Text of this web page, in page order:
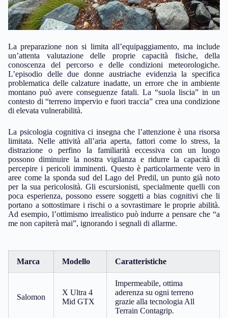
La preparazione non si limita all’equipaggiamento, ma include
un’attenta valutazione delle proprie capacità fisiche, della
conoscenza del percorso e delle condizioni meteorologiche.
L’episodio delle due donne austriache evidenzia la specifica
problematica delle calzature inadatte, un errore che in ambiente
montano può avere conseguenze fatali. La “suola liscia” in un
contesto di “terreno impervio e fuori traccia” crea una condizione
di elevata vulnerabilità.
La psicologia cognitiva ci insegna che l’attenzione è una risorsa
limitata. Nelle attività all’aria aperta, fattori come lo stress, la
distrazione o perfino la familiarità eccessiva con un luogo
possono diminuire la nostra vigilanza e ridurre la capacità di
percepire i pericoli imminenti. Questo è particolarmente vero in
aree come la sponda sud del Lago del Predil, un punto già noto
per la sua pericolosità. Gli escursionisti, specialmente quelli con
poca esperienza, possono essere soggetti a bias cognitivi che li
portano a sottostimare i rischi o a sovrastimare le proprie abilità.
Ad esempio, l’ottimismo irrealistico può indurre a pensare che “a
me non capiterà mai”, ignorando i segnali di allarme.
Marca Modello Caratteristiche
Salomon
X Ultra 4
Mid GTX
Impermeabile, ottima
aderenza su ogni terreno
grazie alla tecnologia All
Terrain Contagrip.